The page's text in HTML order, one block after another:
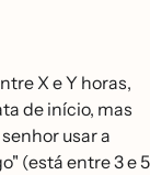
X e Y horas,
de início, mas
usar a
(está entre 3 e 5